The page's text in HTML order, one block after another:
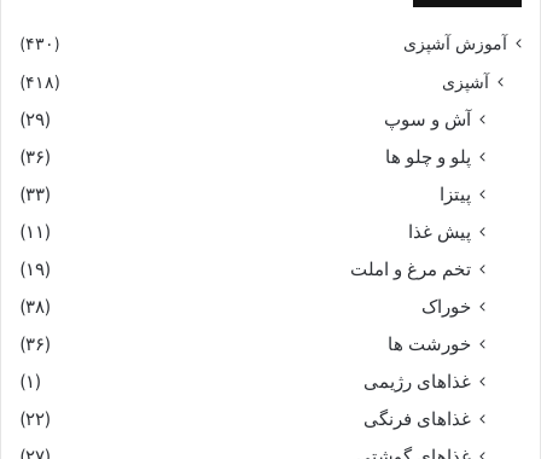
آموزش آشپزی (۴۳۰)
آشپزی (۴۱۸)
آش و سوپ
(۲۹)
پلو و چلو ها
(۳۶)
پیتزا
(۳۳)
پیش غذا
(۱۱)
تخم مرغ و املت
(۱۹)
خوراک
(۳۸)
خورشت ها
(۳۶)
غذاهای رژیمی
(۱)
غذاهای فرنگی
(۲۲)